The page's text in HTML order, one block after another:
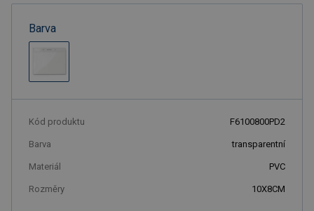
Barva
Kód produktu F6100800PD2
Barva transparentní
Materiál PVC
Rozměry 10X8CM